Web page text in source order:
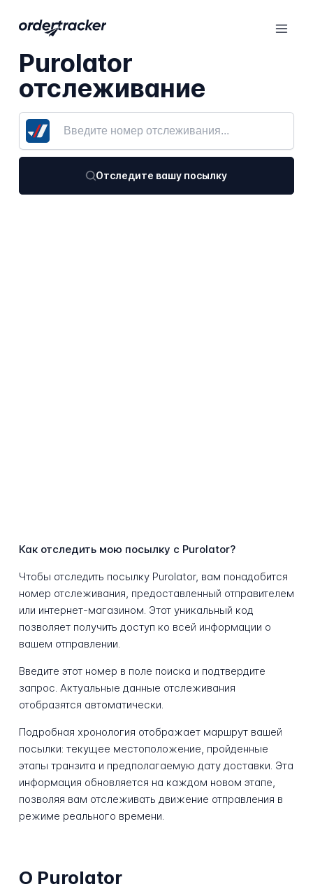
Purolator
отслеживание
Отследите вашу посылку
Как отследить мою посылку с Purolator?
Чтобы отследить посылку Purolator, вам понадобится
номер отслеживания, предоставленный отправителем
или интернет-магазином. Этот уникальный код
позволяет получить доступ ко всей информации о
вашем отправлении.
Введите этот номер в поле поиска и подтвердите
запрос. Актуальные данные отслеживания
отобразятся автоматически.
Подробная хронология отображает маршрут вашей
посылки: текущее местоположение, пройденные
этапы транзита и предполагаемую дату доставки. Эта
информация обновляется на каждом новом этапе,
позволяя вам отслеживать движение отправления в
режиме реального времени.
О Purolator